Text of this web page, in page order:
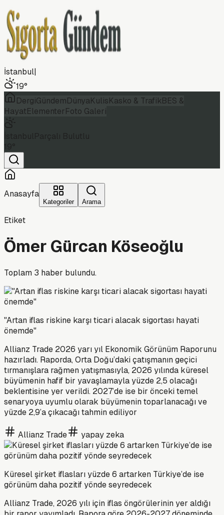
İstanbul|
19°
DergiGündemDünyaKulisKasko & TrafikBES &
HayatElementerFoto Galeri
Anasayfa
Kategoriler Arama
Etiket
Ömer Gürcan Köseoğlu
Toplam 3 haber bulundu.
"Artan iflas riskine karşı ticari alacak sigortası hayati
önemde"
Allianz Trade 2026 yarı yıl Ekonomik Görünüm Raporunu
hazırladı. Raporda, Orta Doğu’daki çatışmanın geçici
tırmanışlara rağmen yatışmasıyla, 2026 yılında küresel
büyümenin hafif bir yavaşlamayla yüzde 2,5 olacağı
beklentisine yer verildi. 2027’de ise bir önceki temel
senaryoya uyumlu olarak büyümenin toparlanacağı ve
yüzde 2,9’a çıkacağı tahmin ediliyor
Allianz Trade yapay zeka
Küresel şirket iflasları yüzde 6 artarken Türkiye’de ise
görünüm daha pozitif yönde seyredecek
Allianz Trade, 2026 yılı için iflas öngörülerinin yer aldığı